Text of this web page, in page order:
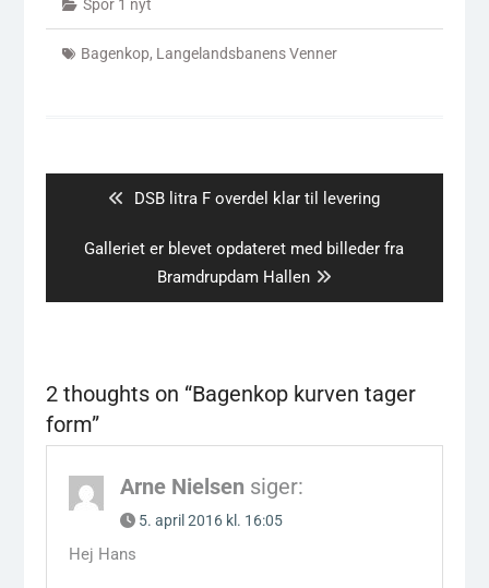
Spor 1 nyt
Bagenkop, Langelandsbanens Venner
Previous
DSB litra F overdel klar til levering
Next
Galleriet er blevet opdateret med billeder fra
Bramdrupdam Hallen
2 thoughts on “Bagenkop kurven tager
form”
Arne Nielsen siger:
5. april 2016 kl. 16:05
Hej Hans